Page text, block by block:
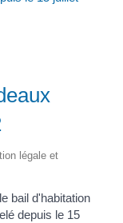
légale et
bail d'habitation
depuis le 15